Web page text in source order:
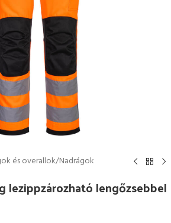
és overallok/Nadrágok
lezippzározható lengőzsebbel